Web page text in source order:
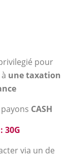
pour
une taxation
CASH
30G
via un de